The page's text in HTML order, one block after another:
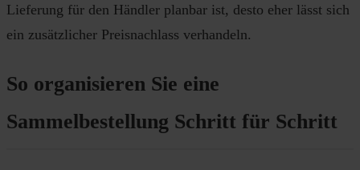
Lieferung für den Händler planbar ist, desto eher lässt sich
ein zusätzlicher Preisnachlass verhandeln.
So organisieren Sie eine
Sammelbestellung Schritt für Schritt